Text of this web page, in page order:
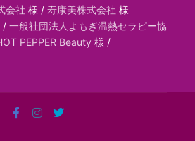
会社 様 / 寿康美株式会社 様
/ 一般社団法人よもぎ温熱セラピー協
PEPPER Beauty 様 /